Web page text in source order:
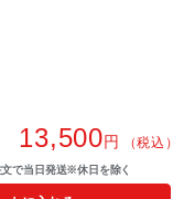
13,500円 （税込）
で当日発送※休日を除く